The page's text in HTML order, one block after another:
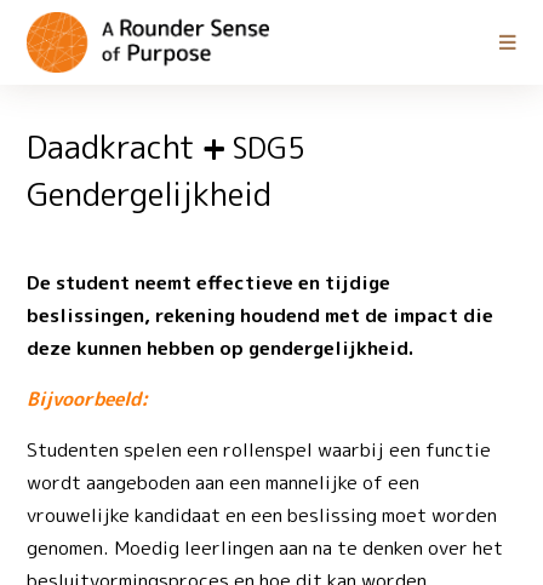
Daadkracht SDG5
Gendergelijkheid
De student neemt effectieve en tijdige
beslissingen, rekening houdend met de impact die
deze kunnen hebben op gendergelijkheid.
Bijvoorbeeld:
Studenten spelen een rollenspel waarbij een functie
wordt aangeboden aan een mannelijke of een
vrouwelijke kandidaat en een beslissing moet worden
genomen. Moedig leerlingen aan na te denken over het